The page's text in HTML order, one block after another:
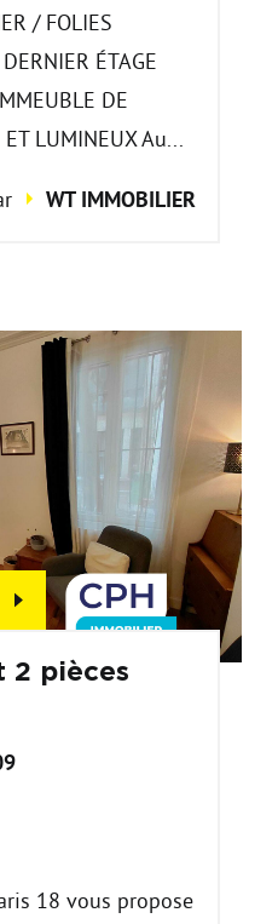
/ FOLIES
ÉTAGE
DE
ET LUMINEUX Au...
WT IMMOBILIER
2 pièces
18 vous propose